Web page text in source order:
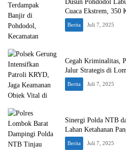
Dusun Pohdodol
Cuaca Ekstrem, 350
Berita Juli 7, 2025
Cegah Kriminalitas,
Jalur Strategis di
Berita Juli 7, 2025
Sinergi Polda NTB
Lahan Ketahanan
Berita Juli 7, 2025